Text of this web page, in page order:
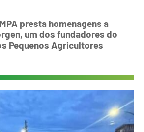
02), o programa TV MPA em
TV Comunitária de Brasília e
jornalista Paulo Miranda, foi
à despedida de um
presta homenagens a
um dos fundadores do
Pequenos Agricultores